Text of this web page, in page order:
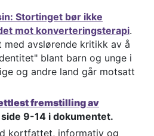
Stortinget bør ikke
mot konverteringsterapi.
avslørende kritikk av å
blant barn og unge i
og andre land går motsatt
fremstilling av
side 9-14 i dokumentet.
kortfattet, informativ og